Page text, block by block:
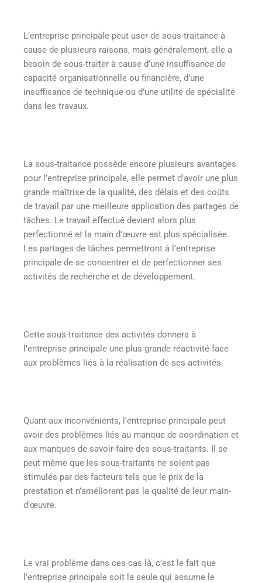
L’entreprise principale peut user de sous-traitance à
cause de plusieurs raisons, mais généralement, elle a
besoin de sous-traiter à cause d’une insuffisance de
capacité organisationnelle ou financière, d’une
insuffisance de technique ou d’une utilité de spécialité
dans les travaux.
La sous-traitance possède encore plusieurs avantages
pour l’entreprise principale, elle permet d’avoir une plus
grande maîtrise de la qualité, des délais et des coûts
de travail par une meilleure application des partages de
tâches. Le travail effectué devient alors plus
perfectionné et la main d’œuvre est plus spécialisée.
Les partages de tâches permettront à l’entreprise
principale de se concentrer et de perfectionner ses
activités de recherche et de développement.
Cette sous-traitance des activités donnera à
l’entreprise principale une plus grande réactivité face
aux problèmes liés à la réalisation de ses activités.
Quant aux inconvénients, l’entreprise principale peut
avoir des problèmes liés au manque de coordination et
aux manques de savoir-faire des sous-traitants. Il se
peut même que les sous-traitants ne soient pas
stimulés par des facteurs tels que le prix de la
prestation et n’améliorent pas la qualité de leur main-
d’œuvre.
Le vrai problème dans ces cas là, c’est le fait que
l’entreprise principale soit la seule qui assume le